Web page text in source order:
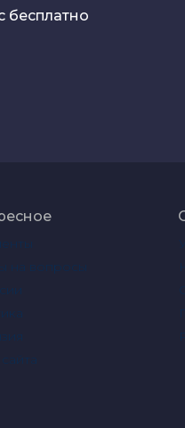
бесплатно
на вопросы